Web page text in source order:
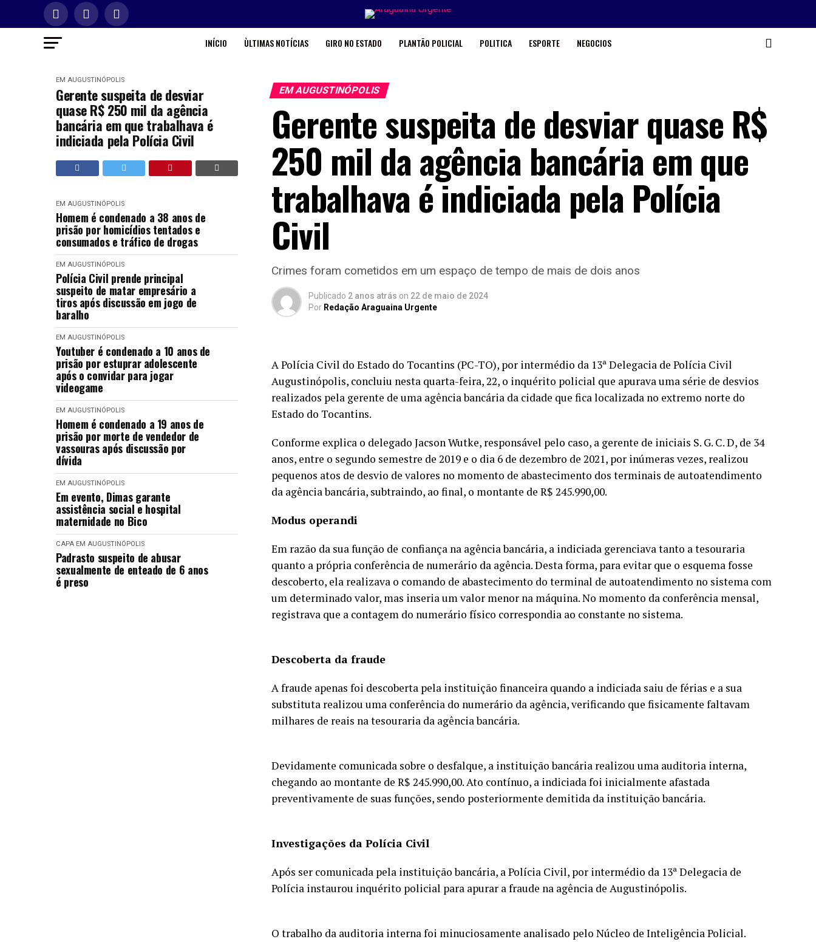
INÍCIO ÙLTIMAS NOTÍCIAS GIRO NO ESTADO PLANTÃO POLICIAL POLITICA ESPORTE NEGOCIOS
EM AUGUSTINÓPOLIS
Gerente suspeita de desviar
quase R$ 250 mil da agência
bancária em que trabalhava é
indiciada pela Polícia Civil
EM AUGUSTINÓPOLIS
Homem é condenado a 38 anos de
prisão por homicídios tentados e
consumados e tráfico de drogas
EM AUGUSTINÓPOLIS
Polícia Civil prende principal
suspeito de matar empresário a
tiros após discussão em jogo de
baralho
EM AUGUSTINÓPOLIS
Youtuber é condenado a 10 anos de
prisão por estuprar adolescente
após o convidar para jogar
videogame
EM AUGUSTINÓPOLIS
Homem é condenado a 19 anos de
prisão por morte de vendedor de
vassouras após discussão por
dívida
EM AUGUSTINÓPOLIS
Em evento, Dimas garante
assistência social e hospital
maternidade no Bico
CAPA EM AUGUSTINÓPOLIS
Padrasto suspeito de abusar
sexualmente de enteado de 6 anos
é preso
EM AUGUSTINÓPOLIS
Gerente suspeita de desviar quase R$
250 mil da agência bancária em que
trabalhava é indiciada pela Polícia
Civil
Crimes foram cometidos em um espaço de tempo de mais de dois anos
Publicado 2 anos atrás on 22 de maio de 2024
Por Redação Araguaina Urgente
A Polícia Civil do Estado do Tocantins (PC-TO), por intermédio da 13ª Delegacia de Polícia Civil
Augustinópolis, concluiu nesta quarta-feira, 22, o inquérito policial que apurava uma série de desvios
realizados pela gerente de uma agência bancária da cidade que fica localizada no extremo norte do
Estado do Tocantins.
Conforme explica o delegado Jacson Wutke, responsável pelo caso, a gerente de iniciais S. G. C. D, de 34
anos, entre o segundo semestre de 2019 e o dia 6 de dezembro de 2021, por inúmeras vezes, realizou
pequenos atos de desvio de valores no momento de abastecimento dos terminais de autoatendimento
da agência bancária, subtraindo, ao final, o montante de R$ 245.990,00.
Modus operandi
Em razão da sua função de confiança na agência bancária, a indiciada gerenciava tanto a tesouraria
quanto a própria conferência de numerário da agência. Desta forma, para evitar que o esquema fosse
descoberto, ela realizava o comando de abastecimento do terminal de autoatendimento no sistema com
um determinado valor, mas inseria um valor menor na máquina. No momento da conferência mensal,
registrava que a contagem do numerário físico correspondia ao constante no sistema.
Descoberta da fraude
A fraude apenas foi descoberta pela instituição financeira quando a indiciada saiu de férias e a sua
substituta realizou uma conferência do numerário da agência, verificando que fisicamente faltavam
milhares de reais na tesouraria da agência bancária.
Devidamente comunicada sobre o desfalque, a instituição bancária realizou uma auditoria interna,
chegando ao montante de R$ 245.990,00. Ato contínuo, a indiciada foi inicialmente afastada
preventivamente de suas funções, sendo posteriormente demitida da instituição bancária.
Investigações da Polícia Civil
Após ser comunicada pela instituição bancária, a Polícia Civil, por intermédio da 13ª Delegacia de
Polícia instaurou inquérito policial para apurar a fraude na agência de Augustinópolis.
O trabalho da auditoria interna foi minuciosamente analisado pelo Núcleo de Inteligência Policial.